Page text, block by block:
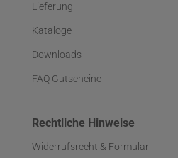
Lieferung
Kataloge
Downloads
FAQ Gutscheine
Rechtliche Hinweise
Widerrufsrecht & Formular